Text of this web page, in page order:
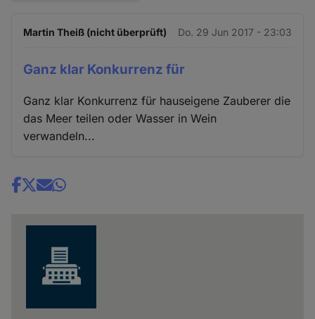
Martin Theiß (nicht überprüft) Do. 29 Jun 2017 - 23:03
Ganz klar Konkurrenz für
Ganz klar Konkurrenz für hauseigene Zauberer die
das Meer teilen oder Wasser in Wein
verwandeln...
Share